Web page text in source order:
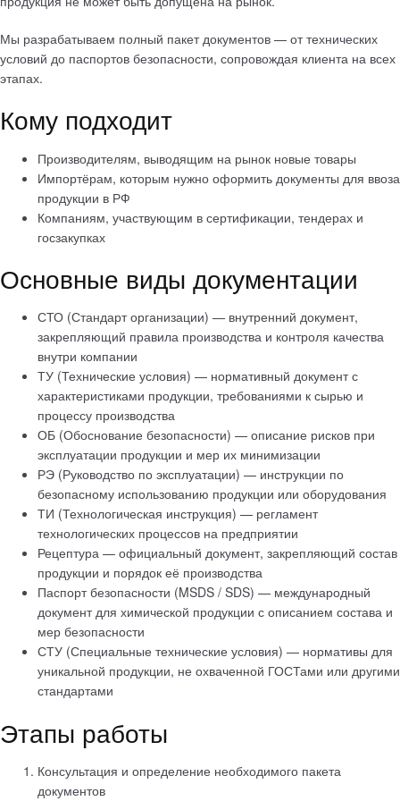
Мы разрабатываем полный пакет документов — от технических
условий до паспортов безопасности, сопровождая клиента на всех
этапах.
Кому подходит
Производителям, выводящим на рынок новые товары
Импортёрам, которым нужно оформить документы для ввоза
продукции в РФ
Компаниям, участвующим в сертификации, тендерах и
госзакупках
Основные виды документации
СТО (Стандарт организации) — внутренний документ,
закрепляющий правила производства и контроля качества
внутри компании
ТУ (Технические условия) — нормативный документ с
характеристиками продукции, требованиями к сырью и
процессу производства
ОБ (Обоснование безопасности) — описание рисков при
эксплуатации продукции и мер их минимизации
РЭ (Руководство по эксплуатации) — инструкции по
безопасному использованию продукции или оборудования
ТИ (Технологическая инструкция) — регламент
технологических процессов на предприятии
Рецептура — официальный документ, закрепляющий состав
продукции и порядок её производства
Паспорт безопасности (MSDS / SDS) — международный
документ для химической продукции с описанием состава и
мер безопасности
СТУ (Специальные технические условия) — нормативы для
уникальной продукции, не охваченной ГОСТами или другими
стандартами
Этапы работы
Консультация и определение необходимого пакета
документов